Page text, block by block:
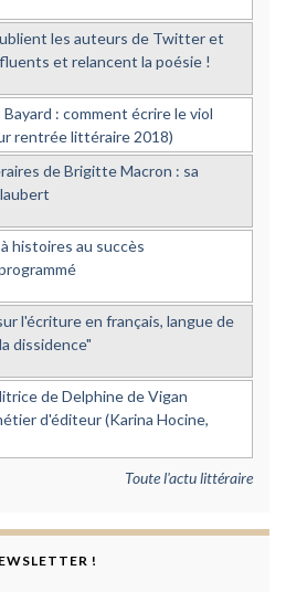
les auteurs de Twitter et
et relancent la poésie !
: comment écrire le viol
rentrée littéraire 2018)
de Brigitte Macron : sa
histoires au succès
l'écriture en français, langue de
dissidence"
de Delphine de Vigan
d'éditeur (Karina Hocine,
Toute l'actu littéraire
!